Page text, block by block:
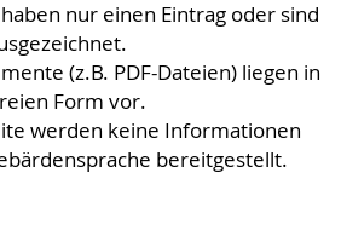
nur einen Eintrag oder sind
(z.B. PDF-Dateien) liegen in
Form vor.
werden keine Informationen
bereitgestellt.